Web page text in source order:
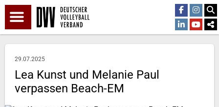
29.07.2025
Lea Kunst und Melanie Paul
verpassen Beach-EM